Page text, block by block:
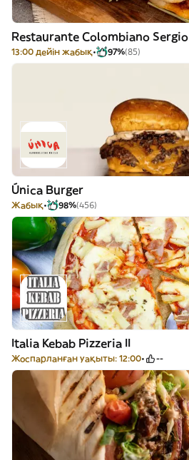
Restaurante Colombiano Sergio
13:00 дейін жабық 97%(85)
Única Burger
Жабық 98%(456)
Italia Kebab Pizzeria II
Жоспарланған уақыты: 12:00 --